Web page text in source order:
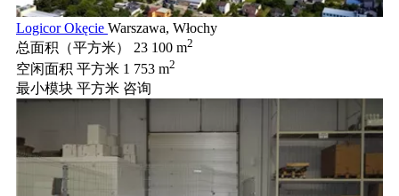
Logicor Okęcie Warszawa, Włochy
总面积（平方米）
23 100 m2
空闲面积 平方米 1 753 m2
最小模块 平方米 咨询